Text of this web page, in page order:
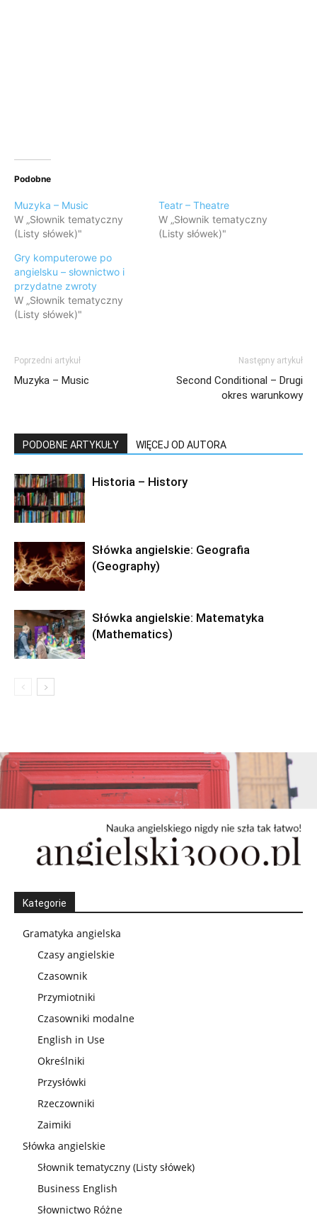
Podobne
Muzyka – Music
W „Słownik tematyczny
(Listy słówek)"
Teatr – Theatre
W „Słownik tematyczny
(Listy słówek)"
Gry komputerowe po
angielsku – słownictwo i
przydatne zwroty
W „Słownik tematyczny
(Listy słówek)"
Poprzedni artykuł
Muzyka – Music
Następny artykuł
Second Conditional – Drugi
okres warunkowy
PODOBNE ARTYKUŁY WIĘCEJ OD AUTORA
Historia – History
Słówka angielskie: Geografia
(Geography)
Słówka angielskie: Matematyka
(Mathematics)
Kategorie
Gramatyka angielska
Czasy angielskie
Czasownik
Przymiotniki
Czasowniki modalne
English in Use
Określniki
Przysłówki
Rzeczowniki
Zaimiki
Słówka angielskie
Słownik tematyczny (Listy słówek)
Business English
Słownictwo Różne